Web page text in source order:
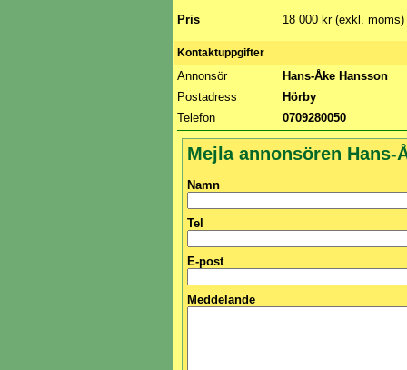
Pris 18 000 kr (exkl. moms)
Kontaktuppgifter
Annonsör
Hans-Åke Hansson
Postadress
Hörby
Telefon
0709280050
Mejla annonsören Hans-
Namn
Tel
E-post
Meddelande